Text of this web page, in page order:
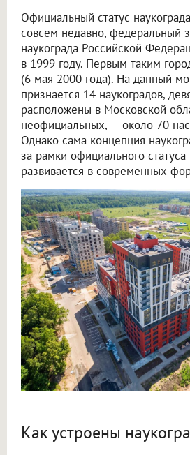
Официальный статус
совсем недавно, федеральный
наукограда Российской
в 1999 году. Первым таким
(6 мая 2000 года). На данный
признается 14 наукоградов,
расположены в Московской
неофициальных, — около 70
Однако сама концепция
за рамки официального
развивается в современных
Как устроены